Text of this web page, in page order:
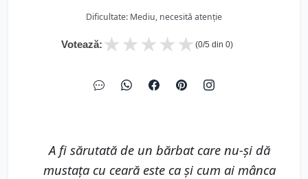
Dificultate: Mediu, necesită atenție
Votează: ★
★
★
★
★ (0/5 din 0)
A fi sărutată de un bărbat care nu-şi dă
mustaţa cu ceară este ca şi cum ai mânca